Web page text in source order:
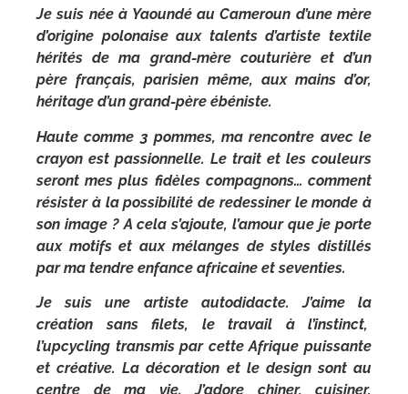
Je suis née à Yaoundé au Cameroun d’une mère
d’origine polonaise aux talents d’artiste textile
hérités de ma grand-mère couturière et d’un
père français, parisien même, aux mains d’or,
héritage d’un grand-père ébéniste.
Haute comme 3 pommes, ma rencontre avec le
crayon est passionnelle. Le trait et les couleurs
seront mes plus fidèles compagnons… comment
résister à la possibilité de redessiner le monde à
son image ? A cela s’ajoute, l’amour que je porte
aux motifs et aux mélanges de styles distillés
par ma tendre enfance africaine et seventies.
Je suis une artiste autodidacte. J’aime la
création sans filets, le travail à l’instinct,
l’upcycling transmis par cette Afrique puissante
et créative. La décoration et le design sont au
centre de ma vie. J’adore chiner, cuisiner,